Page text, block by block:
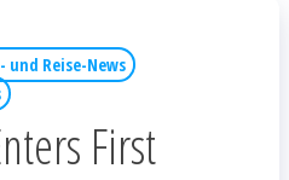
und Reise-News
First